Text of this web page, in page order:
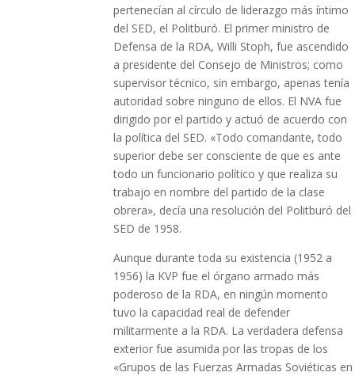
pertenecían al círculo de liderazgo más íntimo
del SED, el Politburó. El primer ministro de
Defensa de la RDA, Willi Stoph, fue ascendido
a presidente del Consejo de Ministros; como
supervisor técnico, sin embargo, apenas tenía
autoridad sobre ninguno de ellos. El NVA fue
dirigido por el partido y actuó de acuerdo con
la política del SED. «Todo comandante, todo
superior debe ser consciente de que es ante
todo un funcionario político y que realiza su
trabajo en nombre del partido de la clase
obrera», decía una resolución del Politburó del
SED de 1958.
Aunque durante toda su existencia (1952 a
1956) la KVP fue el órgano armado más
poderoso de la RDA, en ningún momento
tuvo la capacidad real de defender
militarmente a la RDA. La verdadera defensa
exterior fue asumida por las tropas de los
«Grupos de las Fuerzas Armadas Soviéticas en